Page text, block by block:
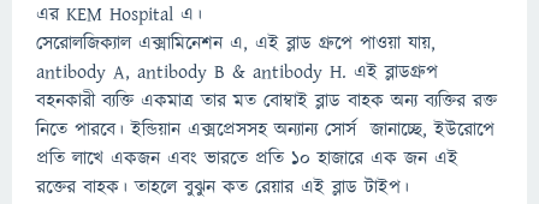
এর KEM Hospital এ।
সেরোলজিক্যাল এক্সামিনেশন এ, এই ব্লাড গ্রুপে পাওয়া যায়,
antibody A, antibody B & antibody H. এই ব্লাডগ্রুপ
বহনকারী ব্যক্তি একমাত্র তার মত বোম্বাই ব্লাড বাহক অন্য ব্যক্তির রক্ত
নিতে পারবে। ইন্ডিয়ান এক্সপ্রেসসহ অন্যান্য সোর্স জানাচ্ছে, ইউরোপে
প্রতি লাখে একজন এবং ভারতে প্রতি ১০ হাজারে এক জন এই
রক্তের বাহক। তাহলে বুঝুন কত রেয়ার এই ব্লাড টাইপ।